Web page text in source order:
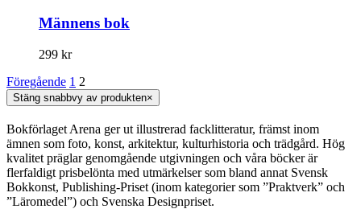
Männens bok
299 kr
Föregående 1 2
Stäng snabbvy av produkten×
Bokförlaget Arena ger ut illustrerad facklitteratur, främst inom
ämnen som foto, konst, arkitektur, kulturhistoria och trädgård. Hög
kvalitet präglar genomgående utgivningen och våra böcker är
flerfaldigt prisbelönta med utmärkelser som bland annat Svensk
Bokkonst, Publishing-Priset (inom kategorier som ”Praktverk” och
”Läromedel”) och Svenska Designpriset.